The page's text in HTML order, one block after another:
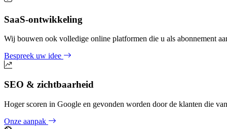
SaaS-ontwikkeling
Wij bouwen ook volledige online platformen die u als abonnement
Bespreek uw idee
SEO & zichtbaarheid
Hoger scoren in Google en gevonden worden door de klanten die
Onze aanpak